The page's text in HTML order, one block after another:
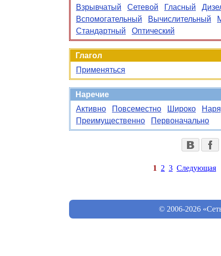
Взрывчатый
Сетевой Гласный
Вспомогательный
Вычислительный
Стандартный
Оптический
Глагол
Применяться
Наречие
Активно
Повсеместно Широко
Преимущественно
Первоначально
1 2 3 Следующая
© 2006-2026